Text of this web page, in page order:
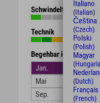
Schwindelfreiheit
Technik
Begehbar in den
Jan.
Feb.
Mai
Juni
Sep.
Okt.
Italiano
(Italian)
Čeština
(Czech)
Polski
(Polish)
Magyar
(Dutch)
Français
(French)